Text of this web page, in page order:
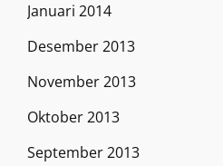
Januari 2014
Desember 2013
November 2013
Oktober 2013
September 2013